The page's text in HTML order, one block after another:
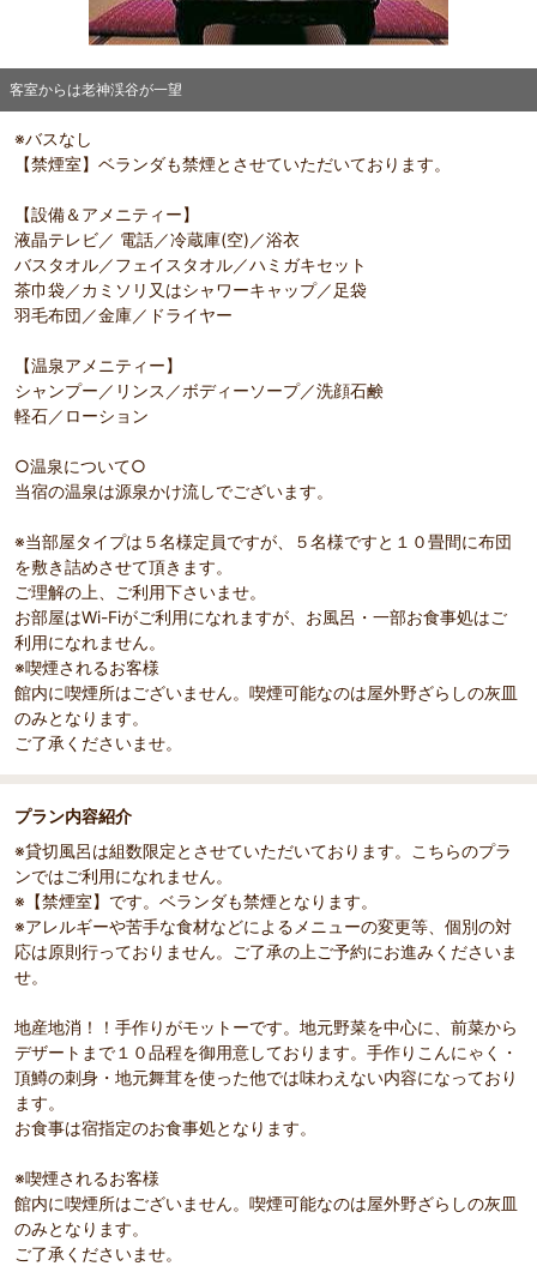
客室からは老神渓谷が一望
※バスなし
【禁煙室】ベランダも禁煙とさせていただいております。
【設備＆アメニティー】
液晶テレビ／ 電話／冷蔵庫(空)／浴衣
バスタオル／フェイスタオル／ハミガキセット
茶巾袋／カミソリ又はシャワーキャップ／足袋
羽毛布団／金庫／ドライヤー
【温泉アメニティー】
シャンプー／リンス／ボディーソープ／洗顔石鹸
軽石／ローション
○温泉について○
当宿の温泉は源泉かけ流しでございます。
※当部屋タイプは５名様定員ですが、５名様ですと１０畳間に布団
を敷き詰めさせて頂きます。
ご理解の上、ご利用下さいませ。
お部屋はWi-Fiがご利用になれますが、お風呂・一部お食事処はご
利用になれません。
※喫煙されるお客様
館内に喫煙所はございません。喫煙可能なのは屋外野ざらしの灰皿
のみとなります。
ご了承くださいませ。
プラン内容紹介
※貸切風呂は組数限定とさせていただいております。こちらのプラ
ンではご利用になれません。
※【禁煙室】です。ベランダも禁煙となります。
※アレルギーや苦手な食材などによるメニューの変更等、個別の対
応は原則行っておりません。ご了承の上ご予約にお進みくださいま
せ。
地産地消！！手作りがモットーです。地元野菜を中心に、前菜から
デザートまで１０品程を御用意しております。手作りこんにゃく・
頂鱒の刺身・地元舞茸を使った他では味わえない内容になっており
ます。
お食事は宿指定のお食事処となります。
※喫煙されるお客様
館内に喫煙所はございません。喫煙可能なのは屋外野ざらしの灰皿
のみとなります。
ご了承くださいませ。
部屋詳細
客室からは老神渓谷が一望